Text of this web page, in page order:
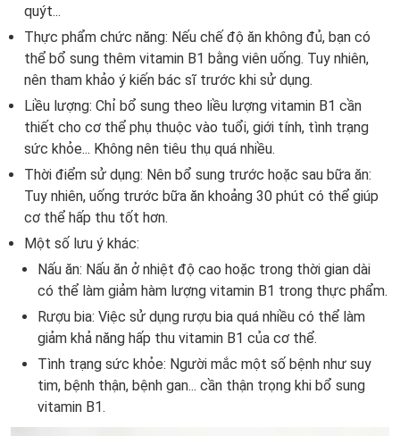
quýt...
Thực phẩm chức năng: Nếu chế độ ăn không đủ, bạn có
thể bổ sung thêm vitamin B1 bằng viên uống. Tuy nhiên,
nên tham khảo ý kiến bác sĩ trước khi sử dụng.
Liều lượng: Chỉ bổ sung theo liều lượng vitamin B1 cần
thiết cho cơ thể phụ thuộc vào tuổi, giới tính, tình trạng
sức khỏe... Không nên tiêu thụ quá nhiều.
Thời điểm sử dụng: Nên bổ sung trước hoặc sau bữa ăn:
Tuy nhiên, uống trước bữa ăn khoảng 30 phút có thể giúp
cơ thể hấp thu tốt hơn.
Một số lưu ý khác:
Nấu ăn: Nấu ăn ở nhiệt độ cao hoặc trong thời gian dài
có thể làm giảm hàm lượng vitamin B1 trong thực phẩm.
Rượu bia: Việc sử dụng rượu bia quá nhiều có thể làm
giảm khả năng hấp thu vitamin B1 của cơ thể.
Tình trạng sức khỏe: Người mắc một số bệnh như suy
tim, bệnh thận, bệnh gan... cần thận trọng khi bổ sung
vitamin B1.